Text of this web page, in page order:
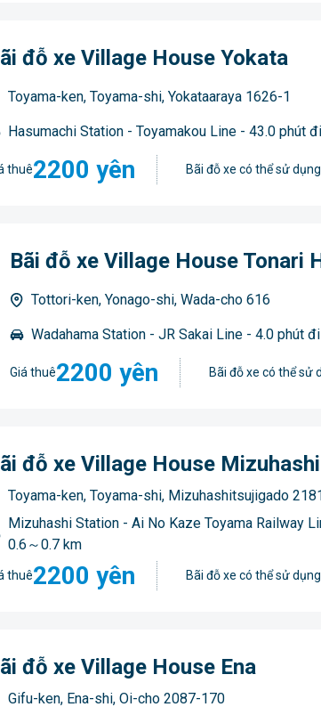
đỗ xe Village House Yokata
Toyama-ken, Toyama-shi, Yokataaraya 1626-1
Hasumachi Station - Toyamakou Line - 43.0 phút
thuê2200 yên Bãi đỗ xe có thể sử dụng
Bãi đỗ xe Village House Tonari
Tottori-ken, Yonago-shi, Wada-cho 616
Wadahama Station - JR Sakai Line - 4.0 phút
Giá thuê2200 yên Bãi đỗ xe có thể sử
đỗ xe Village House Mizuhashi
Toyama-ken, Toyama-shi, Mizuhashitsujigado 2181
Mizuhashi Station - Ai No Kaze Toyama Railway
0.6～0.7 km
thuê2200 yên Bãi đỗ xe có thể sử dụng
đỗ xe Village House Ena
Gifu-ken, Ena-shi, Oi-cho 2087-170